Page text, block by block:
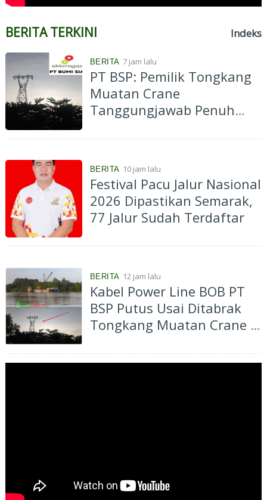
BERITA TERKINI Indeks
BERITA 7 jam lalu
PT BSP: Pemilik Tongkang
Muatan Crane
Tanggungjawab Penuh
BERITA 10 jam lalu
Festival Pacu Jalur Nasional
2026 Dipastikan Semarak,
77 Jalur Sudah Terdaftar
BERITA 12 jam lalu
Kabel Power Line BOB PT
BSP Putus Usai Ditabrak
Tongkang Muatan Crane di
Perawang